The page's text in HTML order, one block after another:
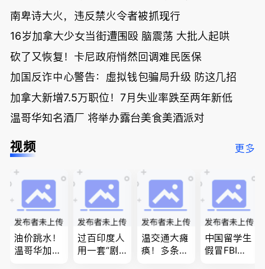
南卑诗大火，违反禁火令者被抓现行
16岁加拿大少女当街遭围殴 脑震荡 大批人起哄
砍了又恢复！卡尼政府悄然回调难民医保
加国反诈中心警告：虚拟钱包骗局升级 防这几招
加拿大新增7.5万职位！7月失业率跌至两年新低
温哥华知名酒厂 将举办露台美食美酒派对
视频 更多
油价跳水！
温哥华加油
过百印度人
用一套“剧
温交通大瘫
痪！多条主
中国留学生
假冒FBI上